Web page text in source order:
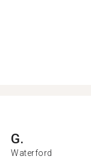
G.
Waterford